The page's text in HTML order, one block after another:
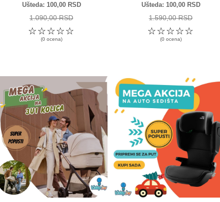
Ušteda 100,00 RSD
1.090,00 RSD
☆
☆
☆
☆
☆
(0 ocena)
Ušteda 100,00 RSD
1.590,00 RSD
☆
☆
☆
☆
☆
(0 ocena)